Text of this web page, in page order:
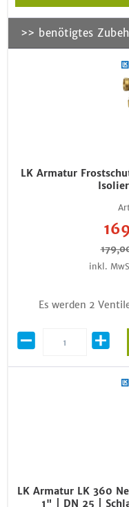
>> benötigtes
LK Armatur
inkl.
Es werden 2
LK Armatur LK 360
1" | DN 25 |